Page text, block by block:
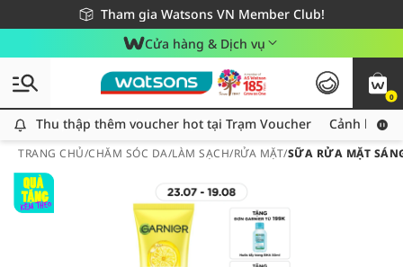
Tham gia Watsons VN Member Club!
Miễn phí giao hàng cho đơn hàng từ 249,000Đ
Giao hàng nhanh 24h - Áp dụng khu vực TP. Hồ Chí Minh
Cửa hàng & Dịch vụ
0
Thu thập thêm voucher hot tại Trạm Voucher
Thu thập thêm voucher hot tại Trạm Voucher Cảnh báo
TRANG CHỦ/CHĂM SÓC DA/LÀM SẠCH/RỬA MẶT/SỮA RỬA MẶT